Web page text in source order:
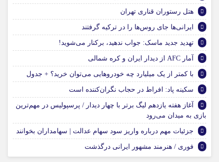
هتل رستوران قناری تهران
ایرانی‌ها جای روس‌ها را در ترکیه گرفتند
تهدید جدید ماسک: جواب ندهید، برکنار می‌شوید!
آمار AFC از دیدار ایران و کره شمالی
با کمتر از یک میلیارد چه خودروهایی می‌توان خرید؟ + جدول
سکینه پاد: افراط در حجاب نگران‌کننده است
آغاز هفته یازدهم لیگ برتر با چهار دیدار / پرسپولیس در مهم‌ترین
بازی به میدان می‌رود
جزئیات مهم درباره واریز سود سهام عدالت | سهامداران بخوانند
فوری / هنرمند مشهور ایرانی درگذشت